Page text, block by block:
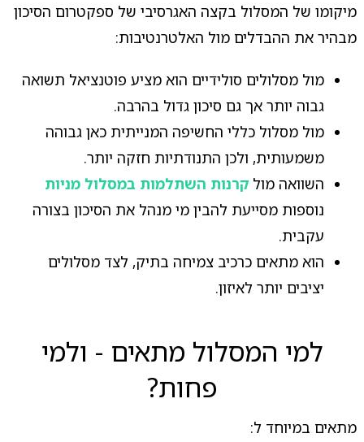
מיקומו של המסלול בקצה האגרסיבי של ספקטרום הסיכון
מבהיר את ההבדלים מול האלטרנטיבות:
מול מסלולים סולידיים הוא מציע פוטנציאל תשואה
גבוה יותר אך גם סיכון גדול בהרבה.
מול מסלול כללי החשיפה המנייתית כאן גבוהה
משמעותית, ולכן התנודתיות חזקה יותר.
השוואה מול קרנות השתלמות במסלול מניות
נוספות מסייעת להבין מי מנהל את הסיכון בצורה
עקבית.
הוא מתאים כרכיב צמיחה בתיק, לצד מסלולים
יציבים יותר לאיזון.
למי המסלול מתאים - ולמי
פחות?
מתאים במיוחד ל: